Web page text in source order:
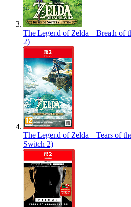
The Legend of Zelda – Breath of
2)
The Legend of Zelda – Tears of
Switch 2)